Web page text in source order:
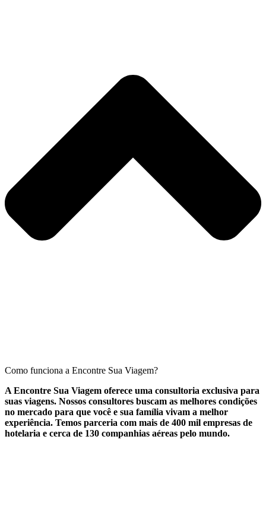
Como funciona a Encontre Sua Viagem?
A Encontre Sua Viagem oferece uma consultoria exclusiva para
suas viagens. Nossos consultores buscam as melhores condições
no mercado para que você e sua família vivam a melhor
experiência. Temos parceria com mais de 400 mil empresas de
hotelaria e cerca de 130 companhias aéreas pelo mundo.